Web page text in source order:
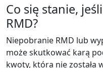
Co się stanie,
RMD?
Niepobranie RMD lub
może skutkować karą
kwoty, która nie została